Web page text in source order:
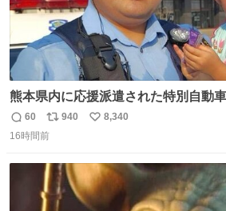
熊本県内に応援派遣された特別自動
所のみならず、避難所も回りながら
ます。写真は、京都府警察の特別自
す。 #令和８年熊本地震 #京都府警察
返
信
60
リ
ポ
ト
数
940
い
数
8,340
16時間前